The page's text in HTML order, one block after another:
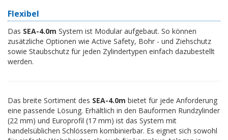
Flexibel
Das SEA-4.0m System ist Modular aufgebaut. So können
zusätzliche Optionen wie Active Safety, Bohr - und Ziehschutz
sowie Staubschutz für jeden Zylindertypen einfach dazubestellt
werden.
Das breite Sortiment des SEA-4.0m bietet für jede Anforderung
eine passende Lösung. Erhältlich in den Bauformen Rundzylinder
(22 mm) und Europrofil (17 mm) ist das System mit
handelsüblichen Schlössern kombinierbar. Es eignet sich sowohl